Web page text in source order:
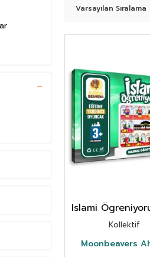
Islami
Namaz Puzzle
Kollektif
Moonbeavers